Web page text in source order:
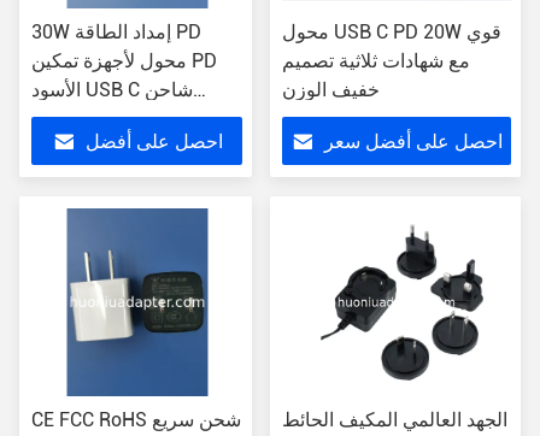
30W إمداد الطاقة PD
محول لأجهزة تمكين PD
الأسود USB C شاحن
الطاقة2A الخروج
احصل على أفضل
محول USB C PD 20W قوي
مع شهادات ثلاثية تصميم
خفيف الوزن
احصل على أفضل سعر
CE FCC RoHS شحن سريع
الجهد العالمي المكيف الحائط